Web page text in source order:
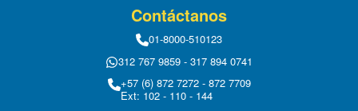
Contáctanos
01-8000-510123
312 767 9859 - 317 894 0741
+57 (6) 872 7272 - 872 7709
Ext: 102 - 110 - 144